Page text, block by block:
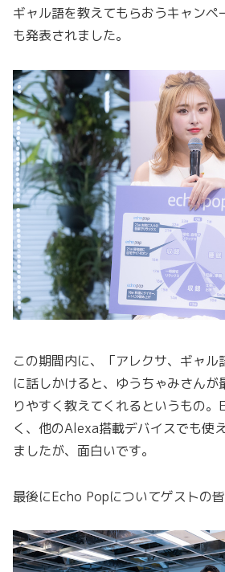
ギャル語を教えてもらおうキャンペ
も発表されました。
この期間内に、「アレクサ、ギャ
に話しかけると、ゆうちゃみさん
りやすく教えてくれるというもの
く、他のAlexa搭載デバイスでも使
ましたが、面白いです。
最後にEcho Popについてゲストの皆